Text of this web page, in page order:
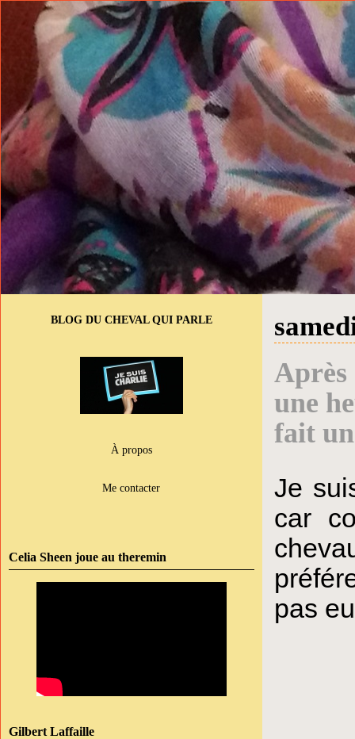
BLOG DU CHEVAL QUI PARLE
À propos
Me contacter
Celia Sheen joue au theremin
Gilbert Laffaille
une
fait
Je
car
pas